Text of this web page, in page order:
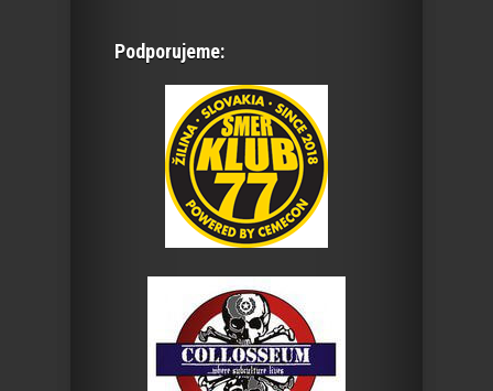
Podporujeme: